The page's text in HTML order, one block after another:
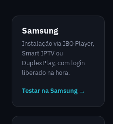
Samsung
Instalação via IBO Player,
Smart IPTV ou
DuplexPlay, com login
liberado na hora.
Testar na Samsung →